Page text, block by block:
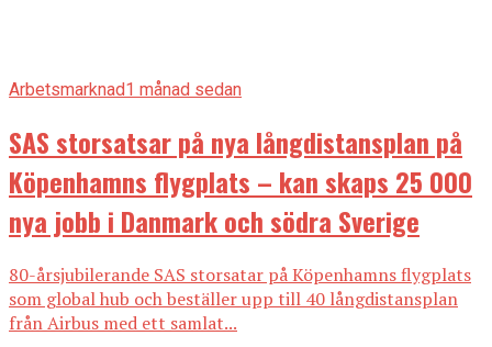
Arbetsmarknad1 månad sedan
SAS storsatsar på nya långdistansplan på
Köpenhamns flygplats – kan skaps 25 000
nya jobb i Danmark och södra Sverige
80-årsjubilerande SAS storsatar på Köpenhamns flygplats
som global hub och beställer upp till 40 långdistansplan
från Airbus med ett samlat...